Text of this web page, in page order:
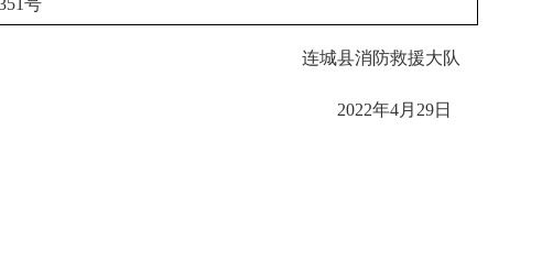
号
连城县消防救援大队
2022年4月29日